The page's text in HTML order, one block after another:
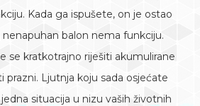
Kada ga ispušete, on je ostao
balon nema funkciju.
se kratkotrajno riješiti akumulirane
prazni. Ljutnja koju sada osjećate
situacija u nizu vaših životnih